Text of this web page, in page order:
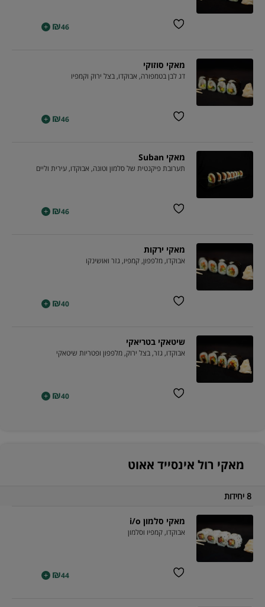
₪46
+
מאקי סוזוקי
דג לבן בטמפורה, אבוקדו, בצל ירוק וקמפיו
₪46
+
מאקי Suban
תערובת פיקנטית של סלמון וטונה, אבוקדו, עירית וליים
₪46
+
מאקי ירקות
אבוקדו, מלפפון, קמפיו, גזר ואושינקו
₪40
+
שיטאקי בטריאקי
אבוקדו, גזר, בצל ירוק, מלפפון ופטריות שיטאקי
₪40
+
מאקי רול אינסייד אאוט
8 יחידות
מאקי סלמון i/o
אבוקדו, קמפיו וסלמון
₪44
+